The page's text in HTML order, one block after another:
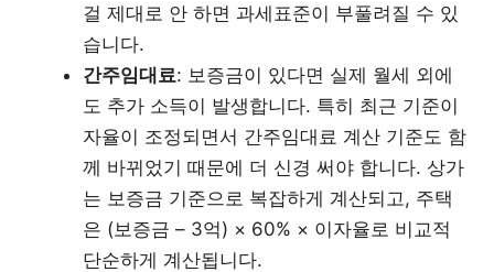
걸 제대로 안 하면 과세표준이 부풀려질 수 있
습니다.
간주임대료: 보증금이 있다면 실제 월세 외에
도 추가 소득이 발생합니다. 특히 최근 기준이
자율이 조정되면서 간주임대료 계산 기준도 함
께 바뀌었기 때문에 더 신경 써야 합니다. 상가
는 보증금 기준으로 복잡하게 계산되고, 주택
은 (보증금 – 3억) × 60% × 이자율로 비교적
단순하게 계산됩니다.